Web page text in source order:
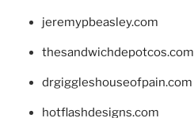
jeremypbeasley.com
thesandwichdepotcos.com
drgiggleshouseofpain.com
hotflashdesigns.com